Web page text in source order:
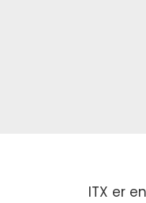
ITX er